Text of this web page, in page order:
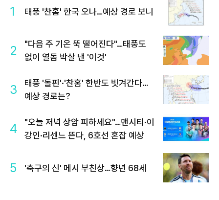
1 태풍 '찬홈' 한국 오나…예상 경로 보니
2
"다음 주 기온 뚝 떨어진다"…태풍도
없이 열돔 박살 낸 '이것'
3
태풍 '돌핀'·'찬홈' 한반도 빗겨간다…
예상 경로는?
4
"오늘 저녁 상암 피하세요"…맨시티·이
강인·리센느 뜬다, 6호선 혼잡 예상
5 '축구의 신' 메시 부친상…향년 68세